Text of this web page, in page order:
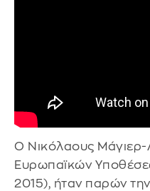
Ο Νικόλαους
Ευρωπαϊκών
2015), ήταν παρών